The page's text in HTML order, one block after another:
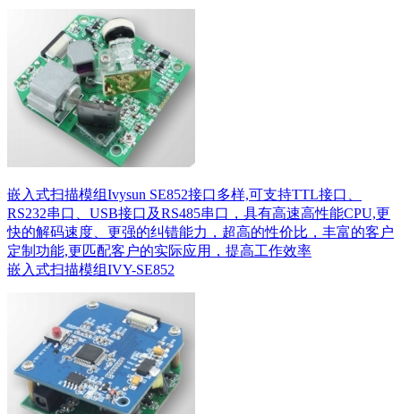
嵌入式扫描模组Ivysun SE852接口多样,可支持TTL接口、
RS232串口、USB接口及RS485串口，具有高速高性能CPU,更
快的解码速度、更强的纠错能力，超高的性价比，丰富的客户
定制功能,更匹配客户的实际应用，提高工作效率
嵌入式扫描模组IVY-SE852